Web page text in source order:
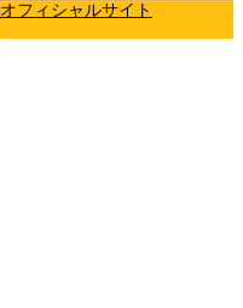
オフィシャルサイト